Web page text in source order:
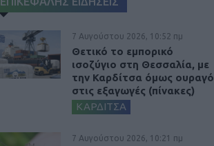
7 Αυγούστου 2026, 10:52 πμ
Θετικό το εμπορικό
ισοζύγιο στη Θεσσαλία, με
την Καρδίτσα όμως ουραγό
στις εξαγωγές (πίνακες)
ΚΑΡΔΙΤΣΑ
7 Αυγούστου 2026, 10:21 πμ